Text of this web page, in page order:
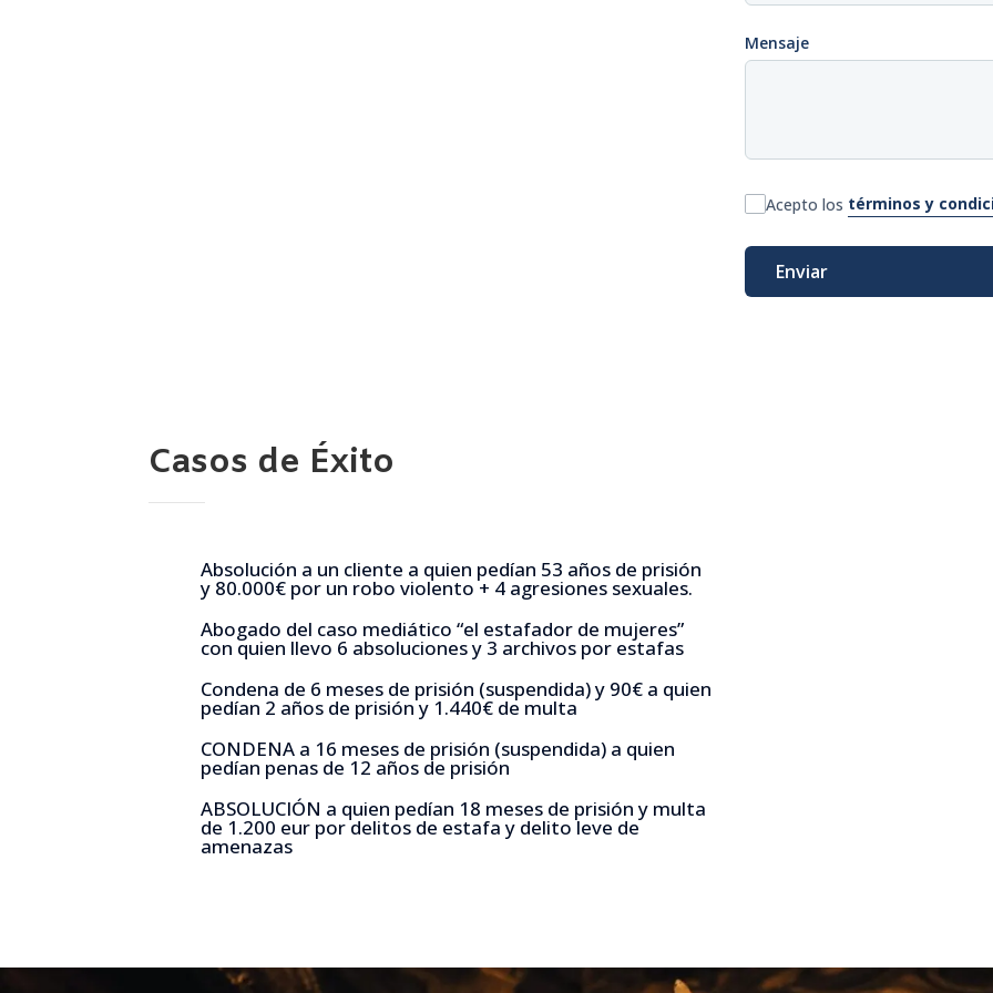
Mensaje
Acepto los términos y
Enviar
Casos de Éxito
Absolución a un cliente a quien pedían 53 años de prisión
y 80.000€ por un robo violento + 4 agresiones sexuales.
Abogado del caso mediático “el estafador de mujeres”
con quien llevo 6 absoluciones y 3 archivos por estafas
Condena de 6 meses de prisión (suspendida) y 90€ a quien
pedían 2 años de prisión y 1.440€ de multa
CONDENA a 16 meses de prisión (suspendida) a quien
pedían penas de 12 años de prisión
ABSOLUCIÓN a quien pedían 18 meses de prisión y multa
de 1.200 eur por delitos de estafa y delito leve de
amenazas